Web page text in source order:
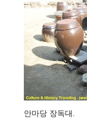
안마당 장독대.